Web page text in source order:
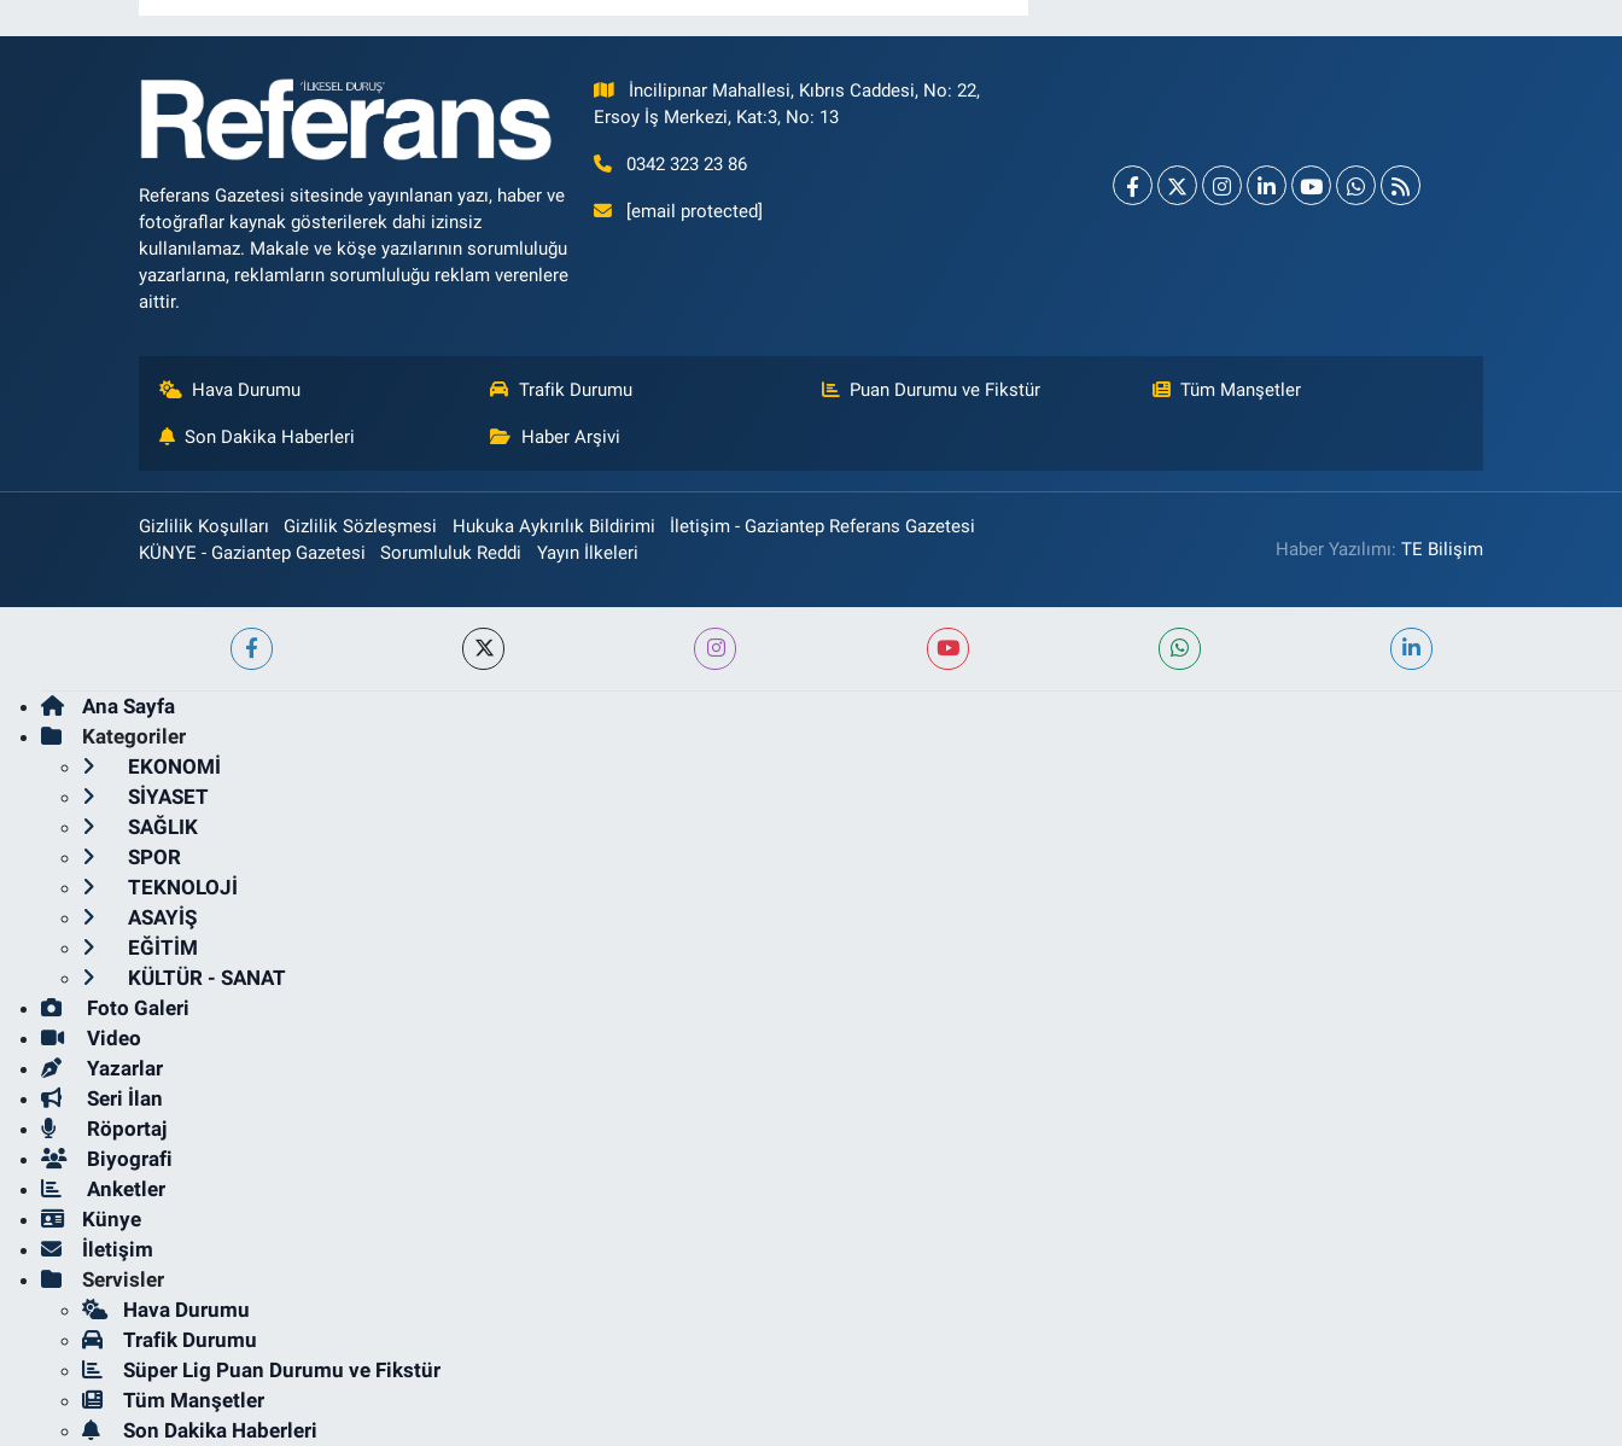
Referans Gazetesi sitesinde yayınlanan yazı, haber ve
fotoğraflar kaynak gösterilerek dahi izinsiz
kullanılamaz. Makale ve köşe yazılarının sorumluluğu
yazarlarına, reklamların sorumluluğu reklam verenlere
aittir.
İncilipınar Mahallesi, Kıbrıs Caddesi, No: 22,
Ersoy İş Merkezi, Kat:3, No: 13
0342 323 23 86
[email protected]
Hava Durumu Trafik Durumu Puan Durumu ve Fikstür Tüm Manşetler
Son Dakika Haberleri Haber Arşivi
Gizlilik Koşulları Gizlilik Sözleşmesi Hukuka Aykırılık Bildirimi
İletişim - Gaziantep Referans Gazetesi
KÜNYE - Gaziantep Gazetesi
Sorumluluk Reddi Yayın İlkeleri Haber Yazılımı:TE Bilişim
Ana Sayfa
Kategoriler
EKONOMİ
SİYASET
SAĞLIK
SPOR
TEKNOLOJİ
ASAYİŞ
EĞİTİM
KÜLTÜR - SANAT
Foto Galeri
Video
Yazarlar
Seri İlan
Röportaj
Biyografi
Anketler
Künye
İletişim
Servisler
Hava Durumu
Trafik Durumu
Süper Lig Puan Durumu ve Fikstür
Tüm Manşetler
Son Dakika Haberleri